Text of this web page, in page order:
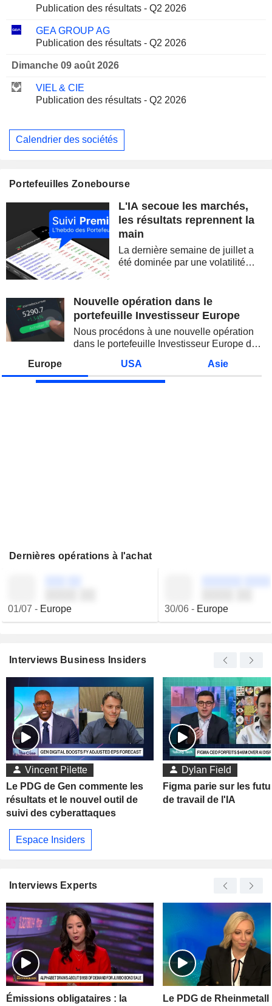
Publication des résultats - Q2 2026
GEA GROUP AG
Publication des résultats - Q2 2026
Dimanche 09 août 2026
VIEL & CIE
Publication des résultats - Q2 2026
Calendrier des sociétés
Portefeuilles Zonebourse
L'IA secoue les marchés,
les résultats reprennent la
main
La dernière semaine de juillet a
été dominée par une volatilité
semi-conducteurs. Les
inquiétudes sur la soutenabilité
Nouvelle opération dans le
portefeuille Investisseur Europe
Nous procédons à une nouvelle opération
dans le portefeuille Investisseur Europe de
Europe USA Asie
Dernières opérations à l'achat
01/07 - Europe 30/06- Europe
Interviews Business Insiders
Vincent Pilette
Le PDG de Gen commente les
résultats et le nouvel outil de
suivi des cyberattaques
Dylan Field
Figma parie sur les
de travail de l'IA
Espace Insiders
Interviews Experts
Émissions obligataires : la
Le PDG de